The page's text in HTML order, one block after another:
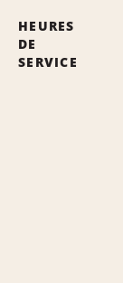
HEURES
DE
SERVICE